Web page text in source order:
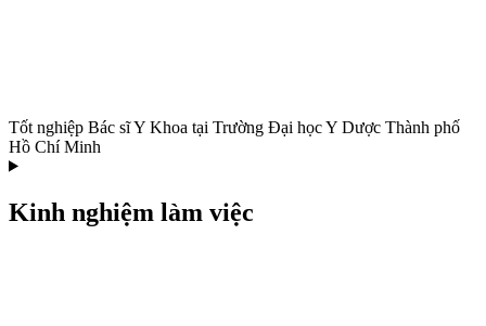
Tốt nghiệp Bác sĩ Y Khoa tại Trường Đại học Y Dược Thành phố
Hồ Chí Minh
Kinh nghiệm làm việc